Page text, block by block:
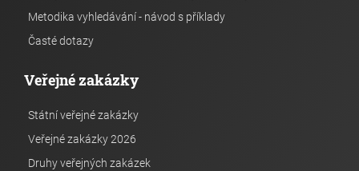
Metodika vyhledávání - návod s příklady
Časté dotazy
Veřejné zakázky
Státní veřejné zakázky
Veřejné zakázky 2026
Druhy veřejných zakázek